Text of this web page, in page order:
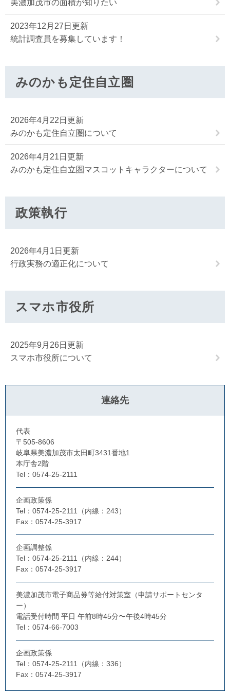
美濃加茂市の面積が知りたい
2023年12月27日更新
統計調査員を募集しています！
みのかも定住自立圏
2026年4月22日更新
みのかも定住自立圏について
2026年4月21日更新
みのかも定住自立圏マスコットキャラクターについて
政策執行
2026年4月1日更新
行政実務の適正化について
スマホ市役所
2025年9月26日更新
スマホ市役所について
連絡先
代表
〒505-8606
岐阜県美濃加茂市太田町3431番地1
本庁舎2階
Tel：0574-25-2111
企画政策係
Tel：0574-25-2111（内線：243）
Fax：0574-25-3917
企画調整係
Tel：0574-25-2111（内線：244）
Fax：0574-25-3917
美濃加茂市電子商品券等給付対策室（申請サポートセンタ
ー）
電話受付時間 平日 午前8時45分〜午後4時45分
Tel：0574-66-7003
企画政策係
Tel：0574-25-2111（内線：336）
Fax：0574-25-3917